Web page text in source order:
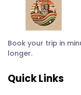
Book your trip in
longer.
Quick Links